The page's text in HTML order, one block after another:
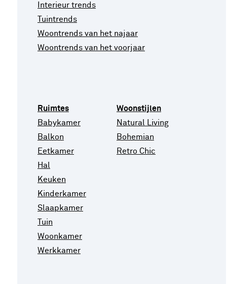
Interieur trends
Tuintrends
Woontrends van het najaar
Woontrends van het voorjaar
Ruimtes
Babykamer
Balkon
Eetkamer
Hal
Keuken
Kinderkamer
Slaapkamer
Tuin
Woonkamer
Werkkamer
Woonstijlen
Natural Living
Bohemian
Retro Chic